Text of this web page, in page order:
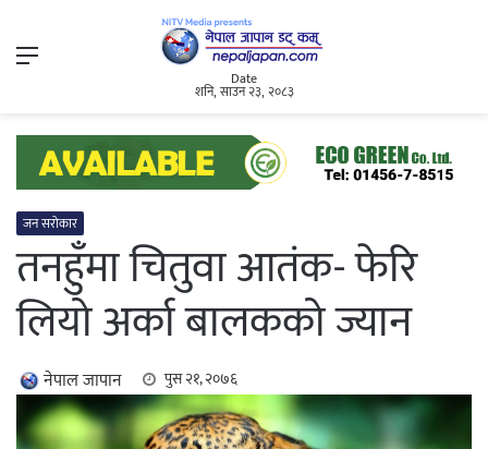
Menu
Date
शनि, साउन २३, २०८३
जन सरोकार
तनहुँमा चितुवा आतंक- फेरि
लियो अर्का बालकको ज्यान
नेपाल जापान पुस २१, २०७६